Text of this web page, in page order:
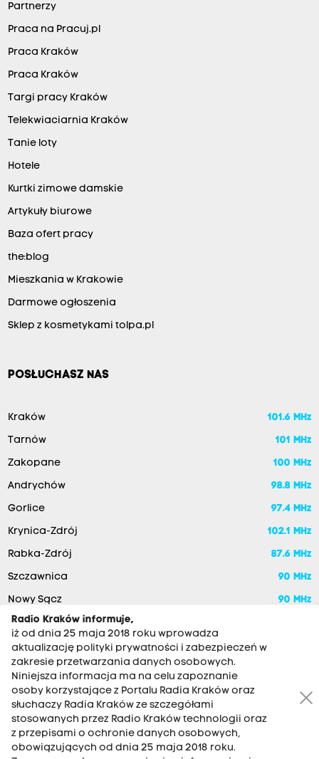
Partnerzy
Praca na Pracuj.pl
Praca Kraków
Praca Kraków
Targi pracy Kraków
Telekwiaciarnia Kraków
Tanie loty
Hotele
Kurtki zimowe damskie
Artykuły biurowe
Baza ofert pracy
the:blog
Mieszkania w Krakowie
Darmowe ogłoszenia
Sklep z kosmetykami tolpa.pl
POSŁUCHASZ NAS
Kraków 101.6 MHz
Tarnów 101 MHz
Zakopane 100 MHz
Andrychów 98.8 MHz
Gorlice 97.4 MHz
Krynica-Zdrój 102.1 MHz
Rabka-Zdrój 87.6 MHz
Szczawnica 90 MHz
Nowy Sącz 90 MHz
RADIO KRAKÓW SA. Aleja Juliusza Słowackiego 22, 30-007
Kraków
Radio Kraków informuje,
iż od dnia 25 maja 2018 roku wprowadza
aktualizację polityki prywatności i zabezpieczeń w
zakresie przetwarzania danych osobowych.
Niniejsza informacja ma na celu zapoznanie
osoby korzystające z Portalu Radia Kraków oraz
słuchaczy Radia Kraków ze szczegółami
stosowanych przez Radio Kraków technologii oraz
z przepisami o ochronie danych osobowych,
obowiązujących od dnia 25 maja 2018 roku.